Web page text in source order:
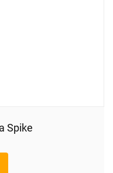
Spike